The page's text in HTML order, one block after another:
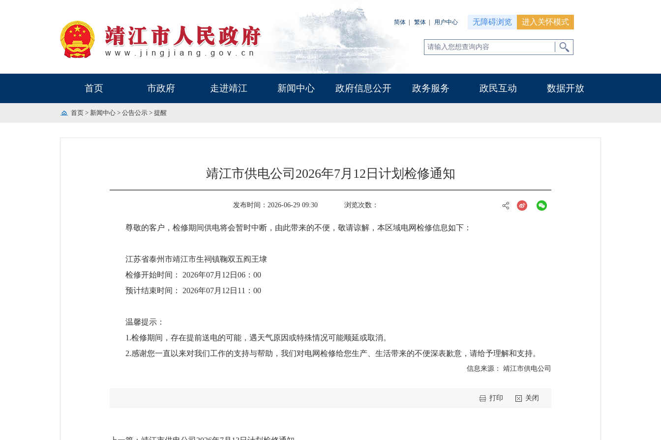
简体 繁体 用户中心 无障碍浏览 进入关怀模式
首页 市政府 走进靖江 新闻中心 政府信息公开 政务服务 政民互动 数据开放
首页 > 新闻中心 > 公告公示 > 提醒
靖江市供电公司2026年7月12日计划检修通知
发布时间：2026-06-29 09:30 浏览次数：
尊敬的客户，检修期间供电将会暂时中断，由此带来的不便，敬请谅解，本区域电网检修信息如下：
江苏省泰州市靖江市生祠镇鞠双五阎王埭
检修开始时间： 2026年07月12日06：00
预计结束时间： 2026年07月12日11：00
温馨提示：
1.检修期间，存在提前送电的可能，遇天气原因或特殊情况可能顺延或取消。
2.感谢您一直以来对我们工作的支持与帮助，我们对电网检修给您生产、生活带来的不便深表歉意，请给予理解和支持。
信息来源： 靖江市供电公司
打印 关闭